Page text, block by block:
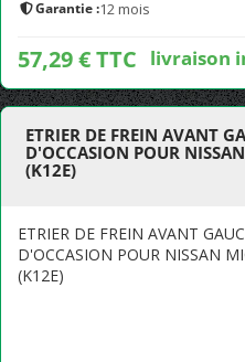
Garantie :12 mois
57,29 € TTC livraison
ETRIER DE FREIN AVANT
D'OCCASION POUR
(K12E)
ETRIER DE FREIN AVANT
D'OCCASION POUR NISSAN
(K12E)